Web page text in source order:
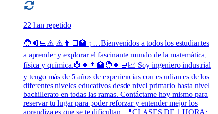
22 han repetido
🧑🏽‍💻⚠️ ⚠️👨🏻‍🏫 ¡ …Bienvenidos a todos los estudiantes
a aprender y explorar el fascinante mundo de la matemática,
física y química.👷🏽👨‍🏫🧑🏽‍💻📈 Soy ingeniero industrial
y tengo más de 5 años de experiencias con estudiantes de los
diferentes niveles educativos desde nivel primario hasta nivel
bachillerato en todas las ramas. Contáctame hoy mismo para
reservar tu lugar para poder reforzar y entender mejor los
aprendizajes que se te dificultan. 📍CLASES DE 1 HORA: